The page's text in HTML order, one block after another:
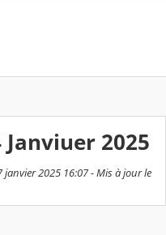
2025
2025 16:07 - Mis à jour le